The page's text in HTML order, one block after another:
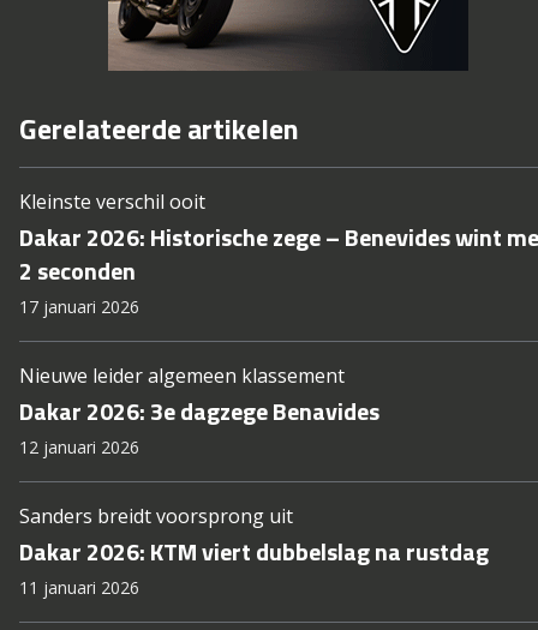
Gerelateerde artikelen
Kleinste verschil ooit
Dakar 2026: Historische zege – Benevides wint
2 seconden
17 januari 2026
Nieuwe leider algemeen klassement
Dakar 2026: 3e dagzege Benavides
12 januari 2026
Sanders breidt voorsprong uit
Dakar 2026: KTM viert dubbelslag na rustdag
11 januari 2026